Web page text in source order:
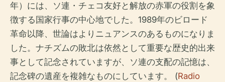
年）には、ソ連・チェコ友好と解放の赤軍の役割を象
徴する国家行事の中心地でした。1989年のビロード
革命以降、世論はよりニュアンスのあるものになりま
した。ナチズムの敗北は依然として重要な歴史的出来
事として記念されていますが、ソ連の支配の記憶は、
記念碑の遺産を複雑なものにしています。 (Radio